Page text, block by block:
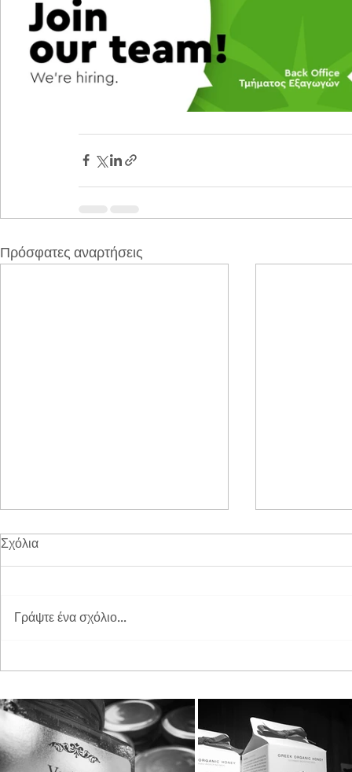
Πρόσφατες αναρτήσεις
Exports Awards 2026
ξεχωριστή
Σχόλια
Γράψτε ένα σχόλιο...